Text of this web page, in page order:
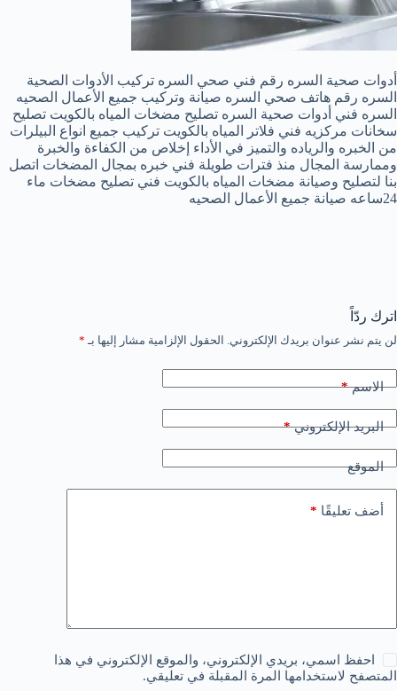
أدوات صحية السره رقم فني صحي السره تركيب الأدوات الصحية
السره رقم هاتف صحي السره صيانة وتركيب جميع الأعمال الصحيه
السره فني أدوات صحية السره تصليح مضخات المياه بالكويت تصليح
سخانات مركزيه فني فلاتر المياه بالكويت تركيب جميع انواع البيلرات
من الخبره والرياده والتميز في الأداء إخلاص من الكفاءة والخبرة
وممارسة المجال منذ فترات طويلة فني خبره بمجال المضخات اتصل
بنا لتصليح وصيانة مضخات المياه بالكويت فني تصليح مضخات ماء
24ساعه صيانة جميع الأعمال الصحيه
اترك ردّاً
لن يتم نشر عنوان بريدك الإلكتروني. الحقول الإلزامية مشار إليها بـ *
الاسم*
البريد الإلكتروني*
الموقع
أضف تعليقًا *
احفظ اسمي، بريدي الإلكتروني، والموقع الإلكتروني في هذا
المتصفح لاستخدامها المرة المقبلة في تعليقي.